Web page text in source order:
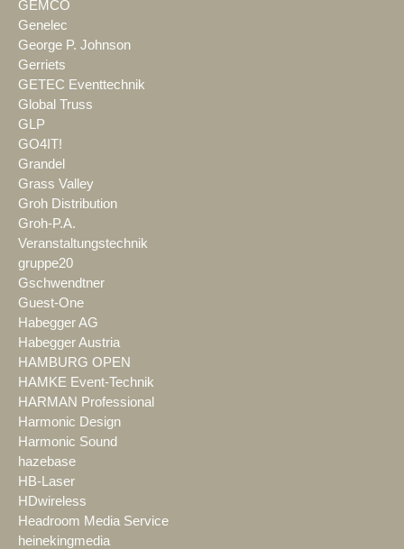
GEMCO
Genelec
George P. Johnson
Gerriets
GETEC Eventtechnik
Global Truss
GLP
GO4IT!
Grandel
Grass Valley
Groh Distribution
Groh-P.A.
Veranstaltungstechnik
gruppe20
Gschwendtner
Guest-One
Habegger AG
Habegger Austria
HAMBURG OPEN
HAMKE Event-Technik
HARMAN Professional
Harmonic Design
Harmonic Sound
hazebase
HB-Laser
HDwireless
Headroom Media Service
heinekingmedia